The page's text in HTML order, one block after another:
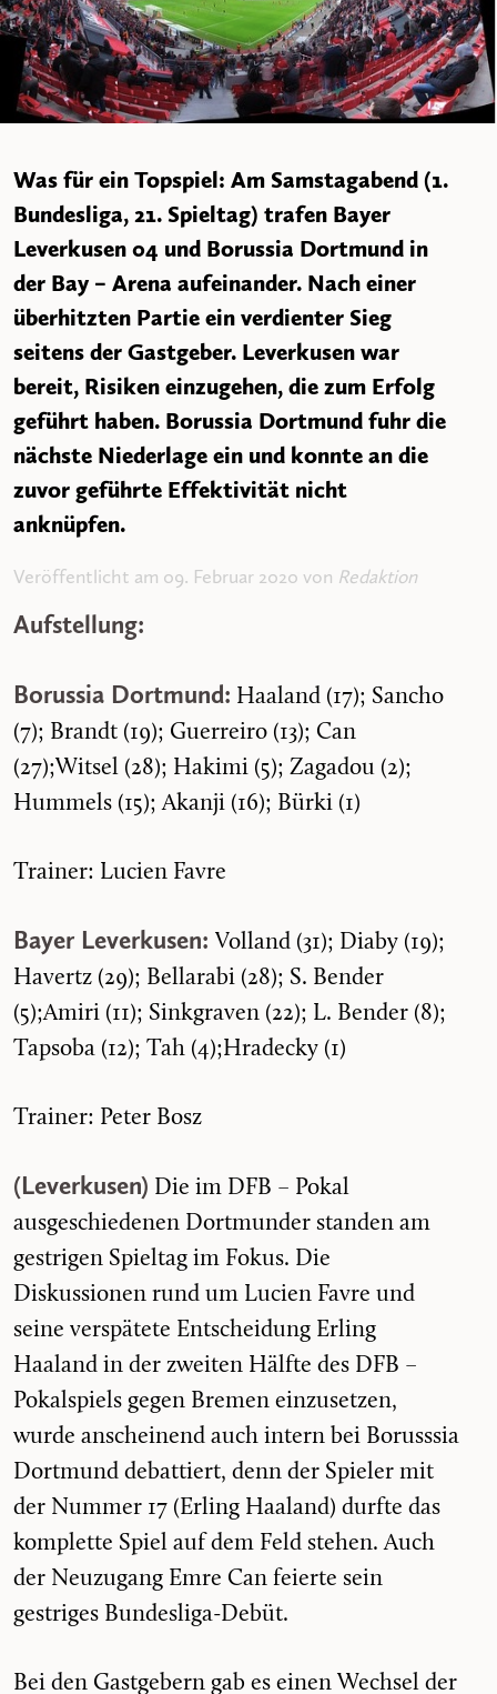
Was für ein Topspiel: Am Samstagabend (1.
Bundesliga, 21. Spieltag) trafen Bayer
Leverkusen 04 und Borussia Dortmund in
der Bay – Arena aufeinander. Nach einer
überhitzten Partie ein verdienter Sieg
seitens der Gastgeber. Leverkusen war
bereit, Risiken einzugehen, die zum Erfolg
geführt haben. Borussia Dortmund fuhr die
nächste Niederlage ein und konnte an die
zuvor geführte Effektivität nicht
anknüpfen.
Veröffentlicht am 09. Februar 2020 von Redaktion
Aufstellung:
Borussia Dortmund: Haaland (17); Sancho
(7); Brandt (19); Guerreiro (13); Can
(27);Witsel (28); Hakimi (5); Zagadou (2);
Hummels (15); Akanji (16); Bürki (1)
Trainer: Lucien Favre
Bayer Leverkusen: Volland (31); Diaby (19);
Havertz (29); Bellarabi (28); S. Bender
(5);Amiri (11); Sinkgraven (22); L. Bender (8);
Tapsoba (12); Tah (4);Hradecky (1)
Trainer: Peter Bosz
(Leverkusen) Die im DFB – Pokal
ausgeschiedenen Dortmunder standen am
gestrigen Spieltag im Fokus. Die
Diskussionen rund um Lucien Favre und
seine verspätete Entscheidung Erling
Haaland in der zweiten Hälfte des DFB –
Pokalspiels gegen Bremen einzusetzen,
wurde anscheinend auch intern bei Borusssia
Dortmund debattiert, denn der Spieler mit
der Nummer 17 (Erling Haaland) durfte das
komplette Spiel auf dem Feld stehen. Auch
der Neuzugang Emre Can feierte sein
gestriges Bundesliga-Debüt.
Bei den Gastgebern gab es einen Wechsel der